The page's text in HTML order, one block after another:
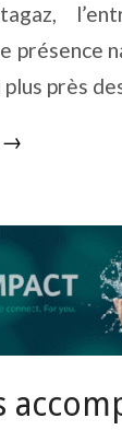
présence
près
→